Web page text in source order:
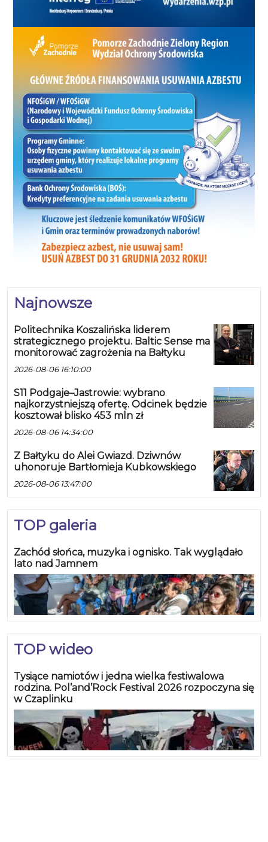
Najnowsze
Politechnika Koszalińska liderem
strategicznego projektu. Baltic Sense ma
monitorować zagrożenia na Bałtyku
2026-08-06 16:10:00
S11 Podgaje–Jastrowie: wybrano
najkorzystniejszą ofertę. Odcinek będzie
kosztował blisko 453 mln zł
2026-08-06 14:34:00
Z Bałtyku do Alei Gwiazd. Dziwnów
uhonoruje Bartłomieja Kubkowskiego
2026-08-06 13:47:00
TOP galeria
Zachód słońca, muzyka i ognisko. Tak wyglądało
lato nad Jamnem
TOP wideo
Tysiące namiotów i jedna wielka festiwalowa
rodzina. Pol’and’Rock Festival 2026 rozpoczyna się
w Czaplinku